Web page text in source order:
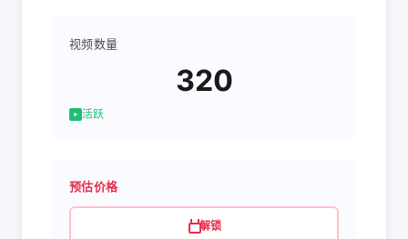
视频数量
320
活跃
预估价格
解锁